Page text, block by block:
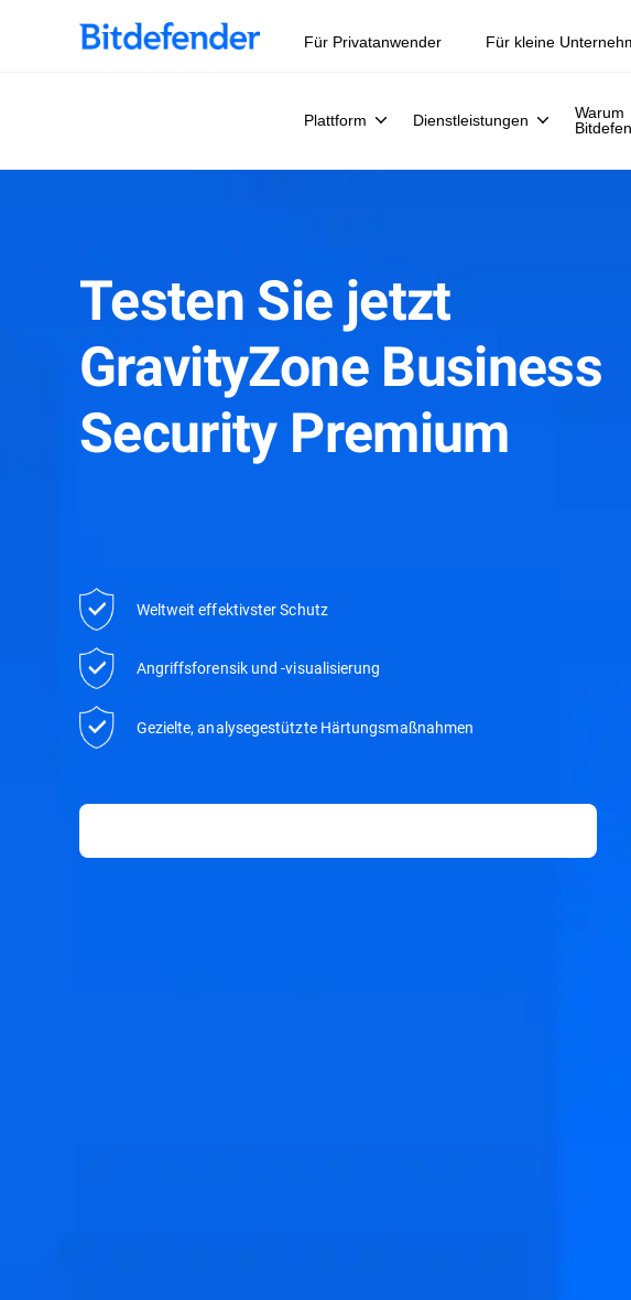
Datensouveränität in der Cybersicherheit: Live-Webinar, 30. Juli.
Für Privatanwender Für kleine
Plattform Dienstleistungen
Warum
Testen Sie jetzt
GravityZone Business
Security Premium
Weltweit effektivster Schutz
Angriffsforensik und -visualisierung
Gezielte, analysegestützte Härtungsmaßnahmen